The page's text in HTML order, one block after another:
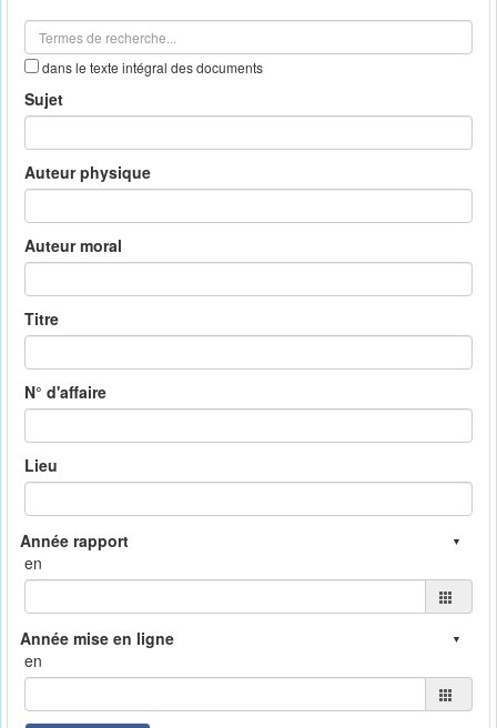
dans le texte intégral des documents
Sujet
Auteur physique
Auteur moral
Titre
N° d'affaire
Lieu
en
en